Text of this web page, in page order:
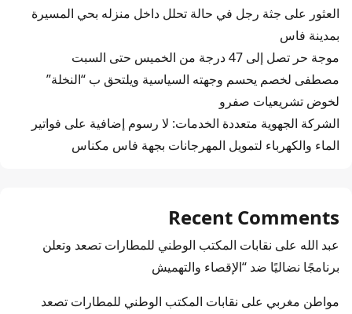
العثور على جثة رجل في حالة تحلل داخل منزله بحي المسيرة
بمدينة فاس
موجة حر تصل إلى 47 درجة من الخميس حتى السبت
مصطفى لخصم يحسم وجهته السياسية ويلتحق ب “النخلة”
لخوض تشريعيات صفرو
الشركة الجهوية متعددة الخدمات: لا رسوم إضافية على فواتير
الماء والكهرباء لتمويل المهرجانات بجهة فاس مكناس
Recent Comments
عبد الله على نقابات المكتب الوطني للمطارات تصعد وتعلن
برنامجًا نضاليًا ضد “الإقصاء والتهميش
مواطن مغربي على نقابات المكتب الوطني للمطارات تصعد